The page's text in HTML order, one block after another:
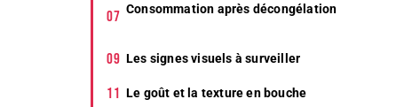
Consommation après décongélation
Les signes visuels à surveiller
Le goût et la texture en bouche